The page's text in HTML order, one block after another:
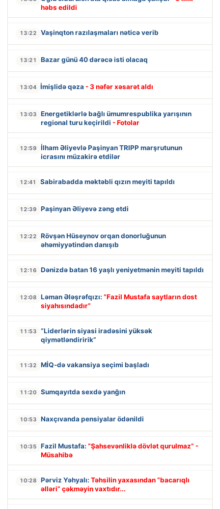
həbs edildi
13:22 Vaşinqton razılaşmaları nəticə verib
13:21 Bazar günü 40 dərəcə isti olacaq
13:04 İmişlidə qəza - 3 nəfər xəsarət aldı
13:03
Energetiklərlə bağlı ümumrespublika yarışının
regional turu keçirildi - Fotolar
12:59
İlham Əliyevlə Paşinyan TRIPP marşrutunun
icrasını müzakirə etdilər
12:41 Sabirabadda məktəbli qızın meyiti tapıldı
12:39 Paşinyan Əliyevə zəng etdi
12:22
Rövşən Hüseynov orqan donorluğunun
əhəmiyyətindən danışıb
12:16 Dənizdə batan 16 yaşlı yeniyetmənin meyiti tapıldı
12:08 Ləman Ələşrəfqızı: “Fazil Mustafa saytların dost
siyahısındadır”
11:53
“Liderlərin siyasi iradəsini yüksək
qiymətləndiririk”
11:32 MİQ-də vakansiya seçimi başladı
11:20 Sumqayıtda sexdə yanğın
10:53 Naxçıvanda pensiyalar ödənildi
10:35 Fazil Mustafa: “Şahsevənliklə dövlət qurulmaz” -
Müsahibə
10:28 Pərviz Yəhyalı: Təhsilin yaxasından “bacarıqlı
əlləri” çəkməyin vaxtıdır...